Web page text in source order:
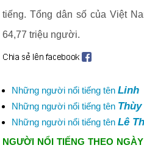
tiếng. Tổng dân số của Việt
64,77 triệu người.
Những người nổi tiếng tên Linh
Những người nổi tiếng tên
Những người nổi tiếng tên Lê
NGƯỜI NỔI TIẾNG THEO